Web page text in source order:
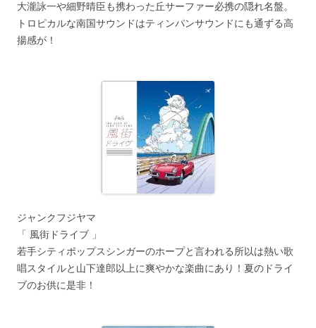
大瀧詠一や細野晴臣も携わった丘サーファー必携の隠れ名盤。
トロピカルな南国サウンドはティンパンサウンドにも通ずる高
揚感が！
ジャンクフジヤマ
「 風街ドライブ 」
若手シティポップスシンガーのホープと言われる所以は熱い歌
唱スタイルと山下達郎以上に爽やかな楽曲にあり！夏のドライ
ブのお供に是非！